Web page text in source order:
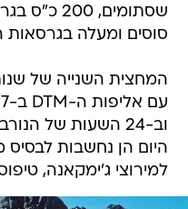
סוסים ומעלה בגרסאות
היום הן נחשבות לבסיס
למירוצי ג'ימקאנה,